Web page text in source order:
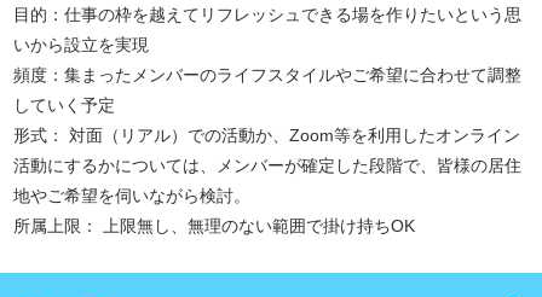
目的：仕事の枠を越えてリフレッシュできる場を作りたいという思
いから設立を実現
頻度：集まったメンバーのライフスタイルやご希望に合わせて調整
していく予定
形式： 対面（リアル）での活動か、Zoom等を利用したオンライン
活動にするかについては、メンバーが確定した段階で、皆様の居住
地やご希望を伺いながら検討。
所属上限： 上限無し、無理のない範囲で掛け持ちOK